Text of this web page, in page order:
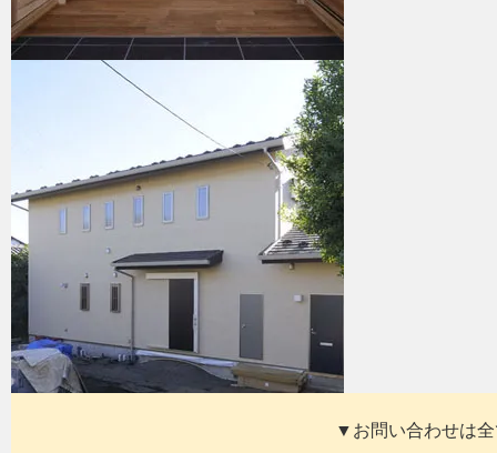
▼お問い合わせは